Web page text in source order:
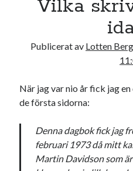
23 24 25 26 27
Sök
Vilka
Publicerat av Lotten
När jag var nio år fick jag
de första sidorna:
Denna dagbok fick jag
februari 1973 då mitt
Martin Davidson som